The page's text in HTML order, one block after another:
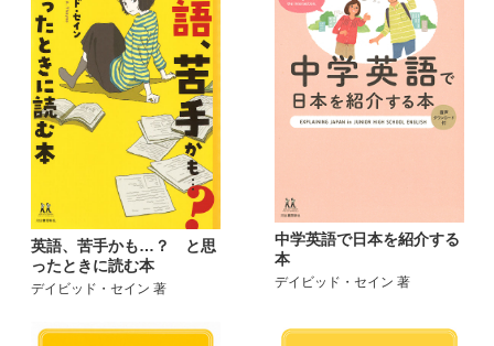
英語、苦手かも…？ と思
ったときに読む本
デイビッド・セイン 著
中学英語で日本を紹介する
本
デイビッド・セイン 著